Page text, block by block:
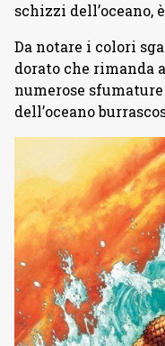
schizzi dell’oceano,
Da notare i colori
dorato che rimanda
numerose
dell’oceano